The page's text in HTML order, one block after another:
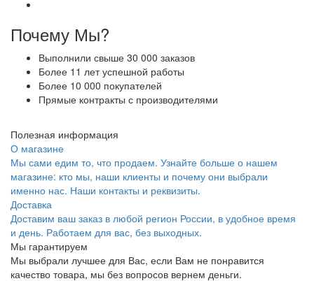
Почему Мы?
Выполнили свыше 30 000 заказов
Более 11 лет успешной работы
Более 10 000 покупателей
Прямые контракты с производителями
Полезная информация
О магазине
Мы сами едим то, что продаем. Узнайте больше о нашем
магазине: кто мы, наши клиенты и почему они выбрали
именно нас. Наши контакты и реквизиты.
Доставка
Доставим ваш заказ в любой регион России, в удобное время
и день. Работаем для вас, без выходных.
Мы гарантируем
Мы выбрали лучшее для Вас, если Вам не понравится
качество товара, мы без вопросов вернем деньги.